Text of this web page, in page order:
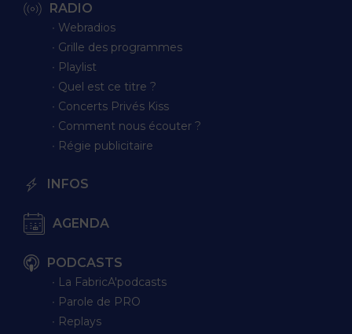
RADIO
∙ Webradios
∙ Grille des programmes
∙ Playlist
∙ Quel est ce titre ?
∙ Concerts Privés Kiss
∙ Comment nous écouter ?
∙ Régie publicitaire
INFOS
AGENDA
PODCASTS
∙ La FabricA'podcasts
∙ Parole de PRO
∙ Replays